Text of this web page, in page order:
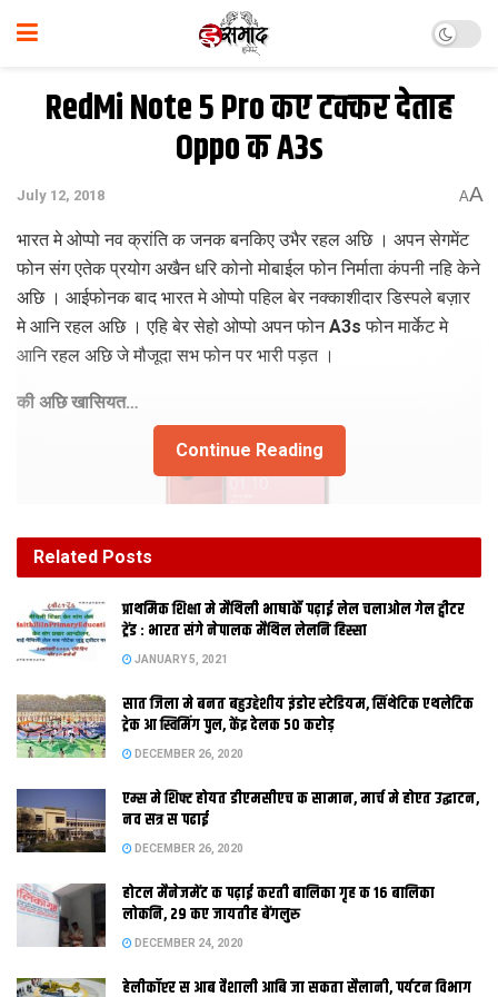
RedMi Note 5 Pro कए टक्‍कर देताह
Oppo क A3s
July 12, 2018 AA
भारत मे ओप्‍पो नव क्रांति क जनक बनकिए उभैर रहल अछि । अपन सेगमेंट
फोन संग एतेक प्रयोग अखैन धरि कोनो मोबाईल फोन निर्माता कंपनी नहि केने
अछि । आईफोनक बाद भारत मे ओप्‍पो पहिल बेर नक्‍काशीदार डिस्‍पले बज़ार
मे आनि रहल अछि । एहि बेर सेहो ओप्‍पो अपन फोन A3s फोन मार्केट मे
आनि रहल अछि जे मौजूदा सभ फोन पर भारी पड़त ।
की अछि खासियत…
लाल आ गहरा जामुनि रंग क फोन कए मार्केट मे उतरबाक तैयारी अछि जाहि मे
फ्रंट कैमरा 8 मेगापिक्‍सल क होएत आ रियर कैमरा 13 आ 2 मेगापिक्‍सल क
प्रोसेसरक गप अछि त इ प्रोसेसर क्‍वालकॉम स्‍नैपड्रैगन 450 ऑक्‍टाकोर
प्रोसेसर स लैस अछि । बैटरी क जौं गप करी त अपन सभटा रिकॉर्ड कए
ध्‍वस्‍त करैत ओप्‍पो अपन एहि फोन मे 4230 एमएएच बैटरी आनने छथि जे
अखैन धरि क सबसे बेसी एमएएच बला ओप्‍पो क फोन अछि । स्‍क्रीन 6.2 इंच
Continue Reading
Related Posts
प्राथमिक शि‍क्षा मे मैथि‍ली भाषाकेँ पढ़ाई लेल चलाओल गेल ट्वीटर
ट्रेंड : भारत संगे नेपालक मैथिल लेलनि हिस्सा
JANUARY 5, 2021
सात जिला मे बनत बहुउद्देशीय इंडोर स्‍टेडि‍यम, सिंथेटिक एथलेटिक
ट्रेक आ स्विमिंग पुल, केंद्र देलक 50 करोड़
DECEMBER 26, 2020
एम्स मे शिफ्ट होयत डीएमसीएच क सामान, मार्च मे होएत उद्घाटन,
नव सत्र स पढाई
DECEMBER 26, 2020
होटल मैनेजमेंट क पढ़ाई करती बालिका गृह क 16 बालिका
लोकनि, 29 कए जायतीह बेंगलुरु
DECEMBER 24, 2020
हेलीकॉप्टर स आब वैशाली आबि जा सकता सैलानी, पर्यटन विभाग